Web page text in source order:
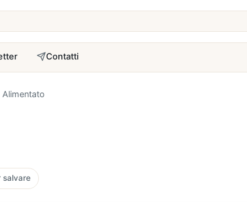
Contatti
Alimentato
salvare